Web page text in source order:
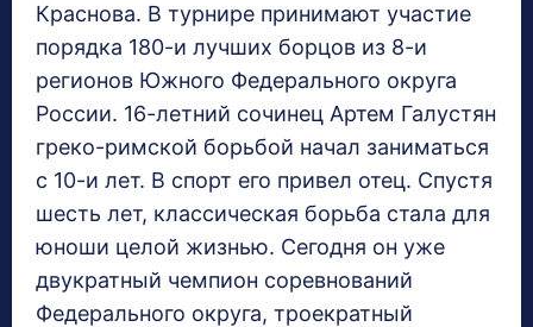
Краснова. В турнире принимают участие
порядка 180-и лучших борцов из 8-и
регионов Южного Федерального округа
России. 16-летний сочинец Артем Галустян
греко-римской борьбой начал заниматься
с 10-и лет. В спорт его привел отец. Спустя
шесть лет, классическая борьба стала для
юноши целой жизнью. Сегодня он уже
двукратный чемпион соревнований
Федерального округа, троекратный